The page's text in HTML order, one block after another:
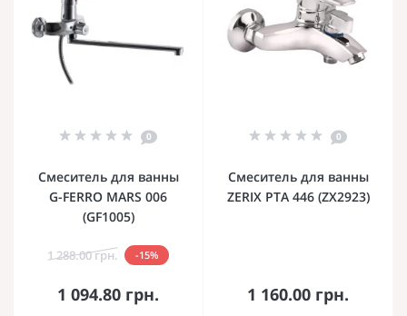
0
Смеситель для ванны
G-FERRO MARS 006
(GF1005)
1 288.00 грн. -15%
1 094.80 грн.
0
Смеситель для ванны
ZERIX PTA 446 (ZX2923)
1 160.00 грн.